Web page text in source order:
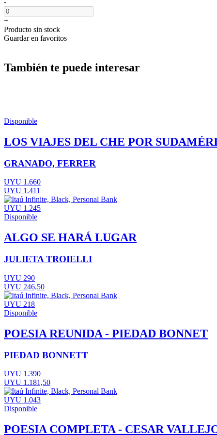
+
Producto sin stock
Guardar en favoritos
También te puede interesar
Disponible
LOS VIAJES DEL CHE POR
GRANADO, FERRER
UYU 1.660
UYU 1.411
UYU 1.245
Disponible
ALGO SE HARÁ LUGAR
JULIETA TROIELLI
UYU 290
UYU 246,50
UYU 218
Disponible
POESIA REUNIDA - PIEDAD BONNET
PIEDAD BONNETT
UYU 1.390
UYU 1.181,50
UYU 1.043
Disponible
POESIA COMPLETA - CESAR